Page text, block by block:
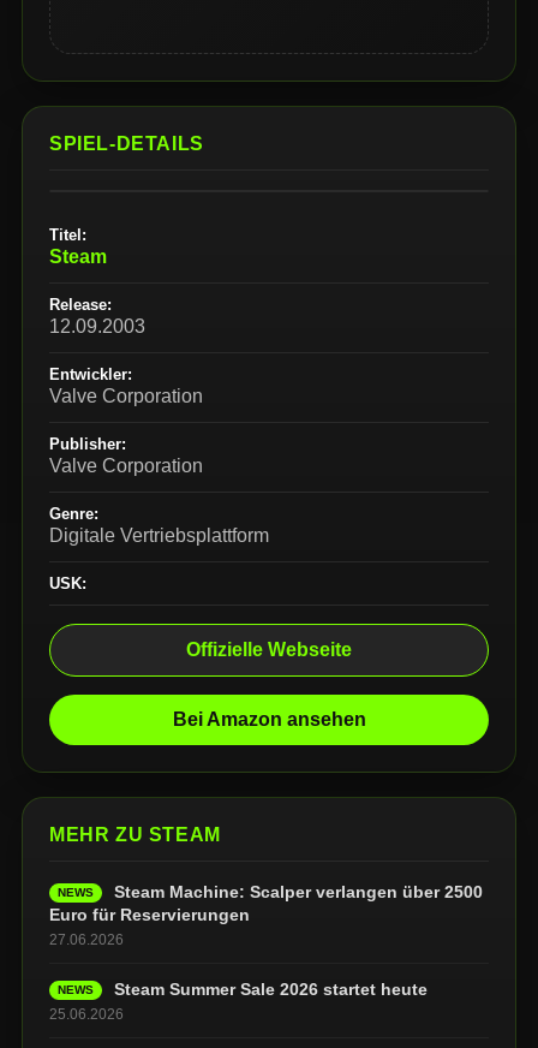
SPIEL-DETAILS
Titel:
Steam
Release:
12.09.2003
Entwickler:
Valve Corporation
Publisher:
Valve Corporation
Genre:
Digitale Vertriebsplattform
USK:
Offizielle Webseite
Bei Amazon ansehen
MEHR ZU STEAM
NEWS
Steam Machine: Scalper verlangen über 2500
Euro für Reservierungen
27.06.2026
NEWS Steam Summer Sale 2026 startet heute
25.06.2026